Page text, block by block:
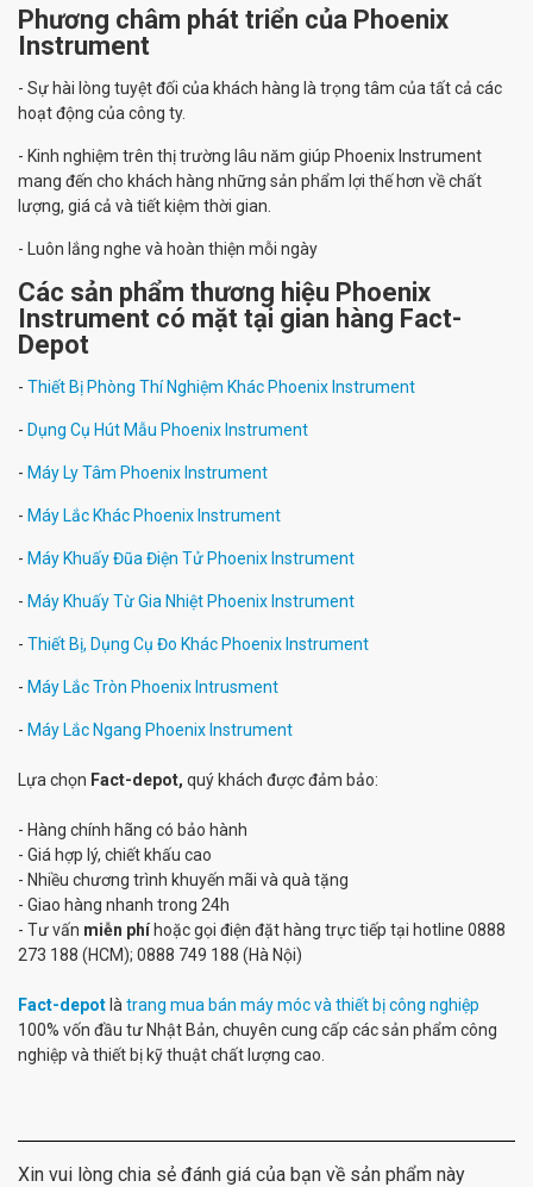
Phương châm phát triển của Phoenix
Instrument
- Sự hài lòng tuyệt đối của khách hàng là trọng tâm của tất cả các
hoạt động của công ty.
- Kinh nghiệm trên thị trường lâu năm giúp Phoenix Instrument
mang đến cho khách hàng những sản phẩm lợi thế hơn về chất
lượng, giá cả và tiết kiệm thời gian.
- Luôn lắng nghe và hoàn thiện mỗi ngày
Các sản phẩm thương hiệu Phoenix
Instrument có mặt tại gian hàng Fact-
Depot
- Thiết Bị Phòng Thí Nghiệm Khác Phoenix Instrument
- Dụng Cụ Hút Mẫu Phoenix Instrument
- Máy Ly Tâm Phoenix Instrument
- Máy Lắc Khác Phoenix Instrument
- Máy Khuấy Đũa Điện Tử Phoenix Instrument
- Máy Khuấy Từ Gia Nhiệt Phoenix Instrument
- Thiết Bị, Dụng Cụ Đo Khác Phoenix Instrument
- Máy Lắc Tròn Phoenix Intrusment
- Máy Lắc Ngang Phoenix Instrument
Lựa chọn Fact-depot, quý khách được đảm bảo:
- Hàng chính hãng có bảo hành
- Giá hợp lý, chiết khấu cao
- Nhiều chương trình khuyến mãi và quà tặng
- Giao hàng nhanh trong 24h
- Tư vấn miễn phíhoặc gọi điện đặt hàng trực tiếp tại hotline 0888
273 188 (HCM); 0888 749 188 (Hà Nội)
Fact-depot là trang mua bán máy móc và thiết bị công nghiệp
100% vốn đầu tư Nhật Bản, chuyên cung cấp các sản phẩm công
nghiệp và thiết bị kỹ thuật chất lượng cao.
Xin vui lòng chia sẻ đánh giá của bạn về sản phẩm này